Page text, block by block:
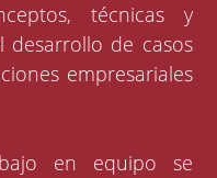
técnicas y
desarrollo de casos
empresariales
en equipo se